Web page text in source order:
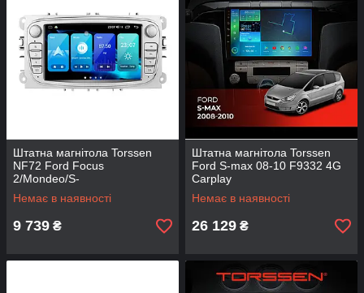
Штатна магнітола Torssen
NF72 Ford Focus
2/Mondeo/S-
Max/Fiesta/Fusion 2/32
Carplay 2007-2011 silver
Немає в наявності
9 739 ₴
Штатна магнітола Torssen
Ford S-max 08-10 F9332 4G
Carplay
Немає в наявності
26 129 ₴